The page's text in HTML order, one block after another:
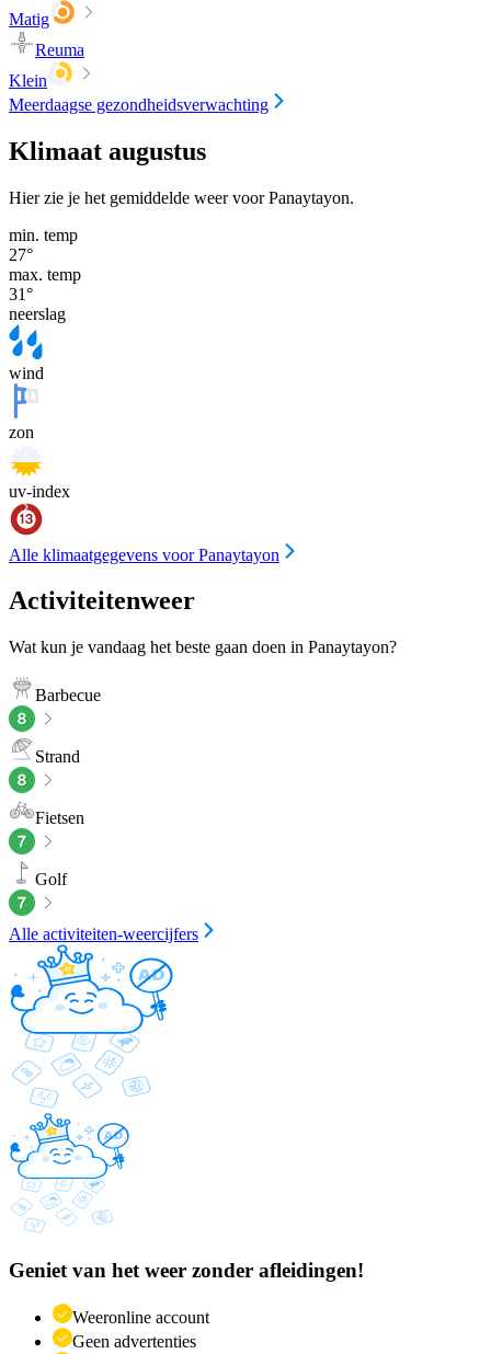
Matig
Reuma
Klein
Meerdaagse gezondheidsverwachting
Klimaat augustus
Hier zie je het gemiddelde weer voor Panaytayon.
min. temp
27°
max. temp
31°
neerslag
wind
zon
uv-index
Alle klimaatgegevens voor Panaytayon
Activiteitenweer
Wat kun je vandaag het beste gaan doen in Panaytayon?
Barbecue
Strand
Fietsen
Golf
Alle activiteiten-weercijfers
Geniet van het weer zonder afleidingen!
Weeronline account
Geen advertenties